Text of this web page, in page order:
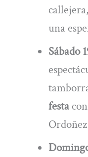
una
Sábado
festacon